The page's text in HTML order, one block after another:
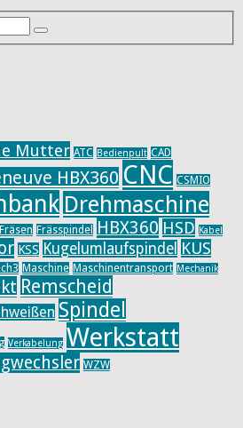
Mutter ATC Bedienpult CAD
HBX360 CNC CSMIO
Drehmaschine
Fräsen Frässpindel HBX360 HSD Kabel
KSS Kugelumlaufspindel KUS
Maschine Maschinentransport Mechanik
Remscheid
Spindel
Verkabelung Werkstatt
WZW